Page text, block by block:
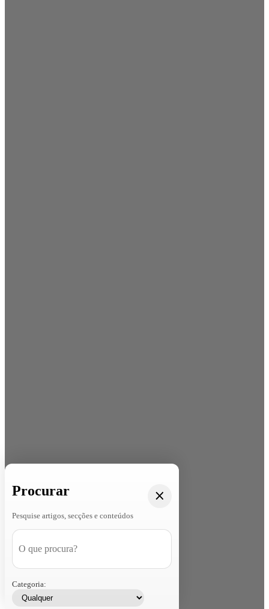
Procurar
Pesquise artigos, secções e conteúdos
Categoria: